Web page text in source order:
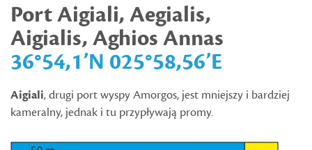
PortAigiali, Aegialis,
Aigialis, Aghios Annas
36°54,1’N 025°58,56’E
Aigiali, drugi port wyspy Amorgos, jest mniejszy i bardziej
kameralny, jednak i tu przypływają promy.